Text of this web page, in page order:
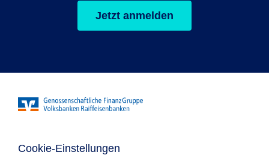
Jetzt anmelden
Cookie-Einstellungen